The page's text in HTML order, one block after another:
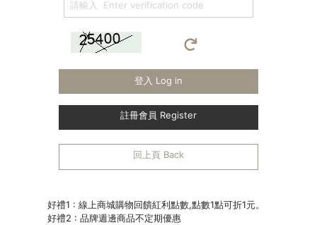
登入 Log in
註冊會員 Register
回上頁 Back
好禮1 : 線上商城購物回饋紅利點數,點數1點可折1元。
好禮2 : 品牌週邊商品不定期優惠